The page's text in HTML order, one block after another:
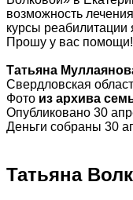
возможность
курсы
Прошу у вас помощи!
Татьяна
Свердловская
Фото из архива
Опубликовано 30
Деньги собраны 30
Татьяна